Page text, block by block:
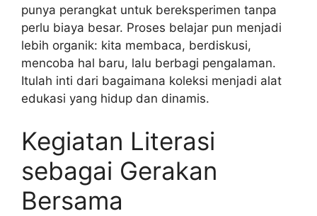
punya perangkat untuk bereksperimen tanpa
perlu biaya besar. Proses belajar pun menjadi
lebih organik: kita membaca, berdiskusi,
mencoba hal baru, lalu berbagi pengalaman.
Itulah inti dari bagaimana koleksi menjadi alat
edukasi yang hidup dan dinamis.
Kegiatan Literasi
sebagai Gerakan
Bersama